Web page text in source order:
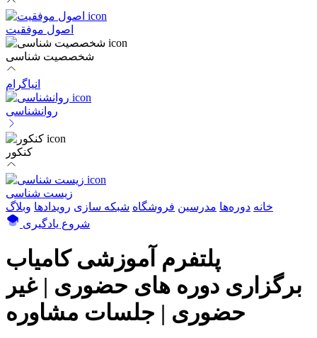
اصول موفقیت
شخصصیت شناسی
انیاگرام
روانشناسی
کنکور
زیست شناسی
خانه دوره‌ها مدرسین فروشگاه شبکه سازی رویداد‌ها وبلاگ
شروع یادگیری
پلتفرم آموزشی کامیاب
برگزاری دوره های حضوری | غیر
حضوری | جلسات مشاوره